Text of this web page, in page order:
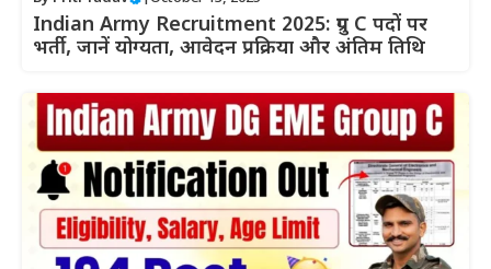
Indian Army Recruitment 2025: ग्रुप C पदों पर
भर्ती, जानें योग्यता, आवेदन प्रक्रिया और अंतिम तिथि